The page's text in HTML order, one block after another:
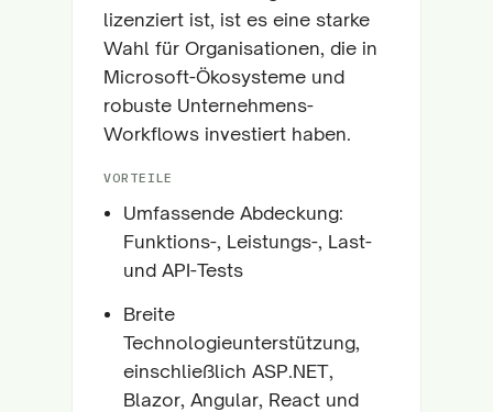
lizenziert ist, ist es eine starke
Wahl für Organisationen, die in
Microsoft-Ökosysteme und
robuste Unternehmens-
Workflows investiert haben.
VORTEILE
Umfassende Abdeckung:
Funktions-, Leistungs-, Last-
und API-Tests
Breite
Technologieunterstützung,
einschließlich ASP.NET,
Blazor, Angular, React und